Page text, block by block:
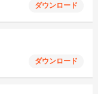
ダウンロード
ダウンロード